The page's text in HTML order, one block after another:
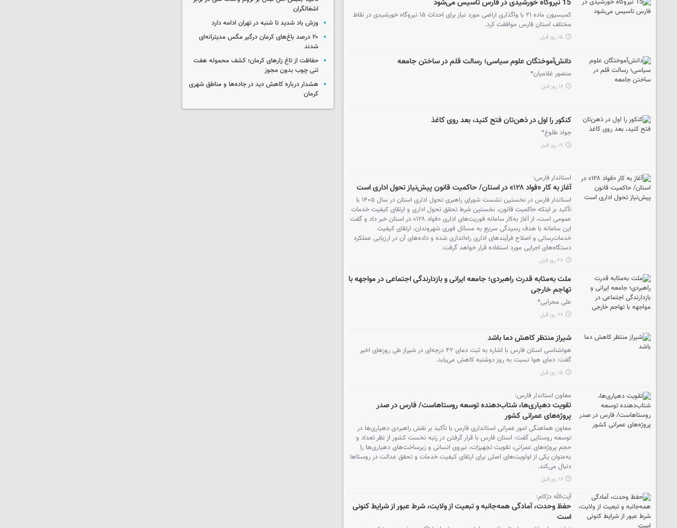
15 نیروگاه خورشیدی در فارس تاسیس می‌شود
کمیسیون ماده ۲۱ با واگذاری اراضی مورد نیاز برای احداث ۱۵ نیروگاه خورشیدی در نقاط
مختلف استان فارس موافقت کرد.
۱۵ روز قبل
دانش‌آموختگان علوم سیاسی؛ رسالت قلم در ساختن جامعه
منصور غلامیان*
۱۶ روز قبل
کنکور را اول در ذهن‌تان فتح کنید، بعد روی کاغذ
جواد طلوع*
۱۹ روز قبل
استاندار فارس:
آغاز به کار «فواد ۱۲۸» در استان/ حاکمیت قانون پیش‌نیاز تحول اداری است
استاندار فارس در نخستین نشست شورای راهبری تحول اداری استان در سال ۱۴۰۵ با
تأکید بر اینکه حاکمیت قانون، نخستین شرط تحقق تحول اداری و ارتقای کیفیت خدمات
عمومی است، از آغاز به‌کار سامانه فوریت‌های اداری «فواد ۱۲۸» در استان خبر داد و گفت
این سامانه با هدف رسیدگی سریع به مسائل فوری شهروندان، ارتقای کیفیت
خدمات‌رسانی و اصلاح فرآیندهای اداری راه‌اندازی شده و داده‌های آن در ارزیابی عملکرد
دستگاه‌های اجرایی مورد استفاده قرار خواهد گرفت.
۲۴ روز قبل
ملت به‌مثابه قدرت راهبردی؛ جامعه ایرانی و بازدارندگی اجتماعی در مواجهه با
تهاجم خارجی
علی محرابی*
۲۶ روز قبل
شیراز منتظر کاهش دما باشد
هواشناسی استان فارس با اشاره به ثبت دمای ۴۲ درجه‌ای در شیراز طی روزهای اخیر
گفت: دمای هوا نسبت به روز دوشنبه کاهش می‌یابد.
۱۵ روز قبل
معاون استاندار فارس:
تقویت دهیاری‌ها، شتاب‌دهنده توسعه روستاهاست/ فارس در صدر
پروژه‌های عمرانی کشور
معاون هماهنگی امور عمرانی استانداری فارس با تأکید بر نقش راهبردی دهیاری‌ها در
توسعه روستایی گفت: استان فارس با قرار گرفتن در رتبه نخست کشور از نظر تعداد و
حجم پروژه‌های عمرانی، تقویت تجهیزات، نیروی انسانی و زیرساخت‌های دهیاری‌ها را
به‌عنوان یکی از اولویت‌های اصلی برای ارتقای کیفیت خدمات و تحقق عدالت در روستاها
دنبال می‌کند.
۱۶ روز قبل
آیت‌الله دژکام:
حفظ وحدت، آمادگی همه‌جانبه و تبعیت از ولایت، شرط عبور از شرایط کنونی
است
اشغالگران
وزش باد شدید تا شنبه در تهران ادامه دارد
۲۰ درصد باغ‌های کرمان درگیر مگس مدیترانه‌ای
شدند
حفاظت از تاغ زارهای کرمان؛ کشف محموله هفت
تنی چوب بدون مجوز
هشدار درباره کاهش دید در جاده‌ها و مناطق شهری
کرمان